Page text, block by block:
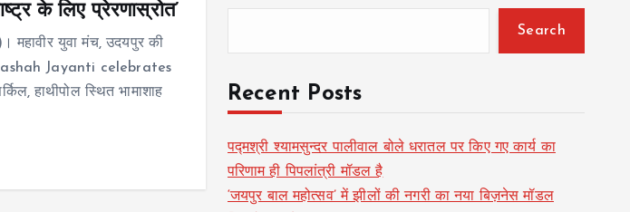
के लिए प्रेरणास्रोत’
युवा मंच, उदयपुर की
Jayanti celebrates
हाथीपोल स्थित भामाशाह
Search
Recent Posts
पद्मश्री श्यामसुन्दर पालीवाल बोले धरातल पर किए गए कार्य का
परिणाम ही पिपलांत्री मॉडल है
‘जयपुर बाल महोत्सव’ में झीलों की नगरी का नया बिज़नेस मॉडल